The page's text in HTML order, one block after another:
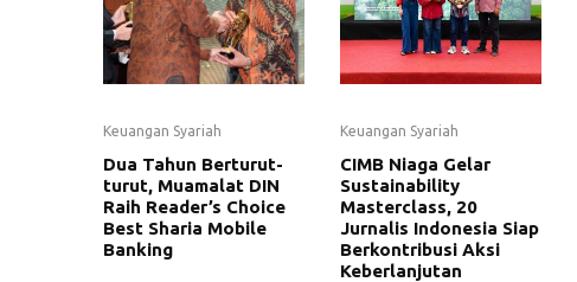
Keuangan Syariah
Dua Tahun Berturut-
turut, Muamalat DIN
Raih Reader’s Choice
Best Sharia Mobile
Banking
Keuangan Syariah
CIMB Niaga Gelar
Sustainability
Masterclass, 20
Jurnalis Indonesia Siap
Berkontribusi Aksi
Keberlanjutan